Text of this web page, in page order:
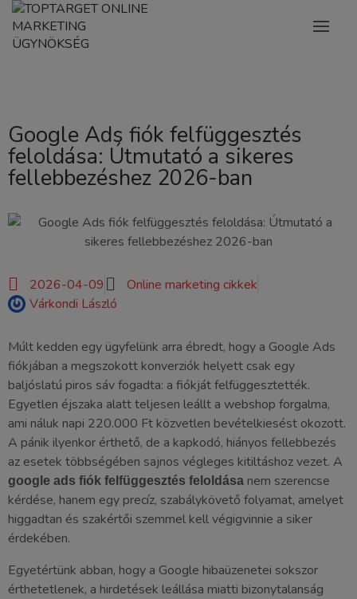
Google Ads fiók felfüggesztés
feloldása: Útmutató a sikeres
fellebbezéshez 2026-ban
2026-04-09
Online marketing cikkek
Várkondi László
Múlt kedden egy ügyfelünk arra ébredt, hogy a Google Ads
fiókjában a megszokott konverziók helyett csak egy
baljóslatú piros sáv fogadta: a fiókját felfüggesztették.
Egyetlen éjszaka alatt teljesen leállt a webshop forgalma,
ami náluk napi 220.000 Ft közvetlen bevételkiesést okozott.
A pánik ilyenkor érthető, de a kapkodó, hiányos fellebbezés
az esetek többségében sajnos végleges kitiltáshoz vezet. A
google ads fiók felfüggesztés feloldása nem szerencse
kérdése, hanem egy precíz, szabálykövető folyamat, amelyet
higgadtan és szakértői szemmel kell végigvinnie a siker
érdekében.
Egyetértünk abban, hogy a Google hibaüzenetei sokszor
érthetetlenek, a hirdetések leállása miatti bizonytalanság